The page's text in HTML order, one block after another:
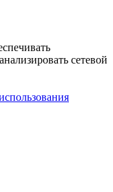
сетевой